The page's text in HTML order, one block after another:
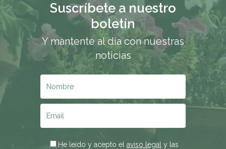
Suscríbete a nuestro
boletín
Y mantente al día con nuestras
noticias
He leído y acepto el aviso legal y las